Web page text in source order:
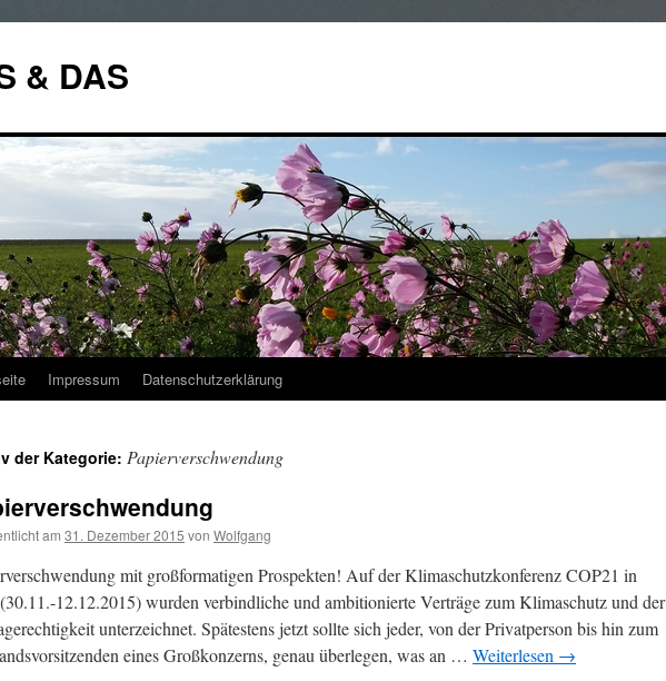
& DAS
Impressum Datenschutzerklärung
der Kategorie: Papierverschwendung
am 31. Dezember 2015 von Wolfgang
mit großformatigen Prospekten! Auf der Klimaschutzkonferenz COP21 in
12.12.2015) wurden verbindliche und ambitionierte Verträge zum Klimaschutz und der
unterzeichnet. Spätestens jetzt sollte sich jeder, von der Privatperson bis hin zum
eines Großkonzerns, genau überlegen, was an … Weiterlesen →